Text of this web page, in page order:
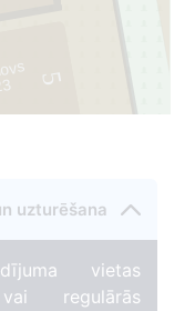
5
uzturēšana
vietas
regulārās